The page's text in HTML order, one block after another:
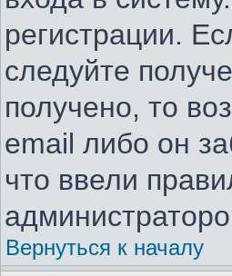
регистрации.
следуйте
получено, то
email либо он
что ввели
Вернуться к началу